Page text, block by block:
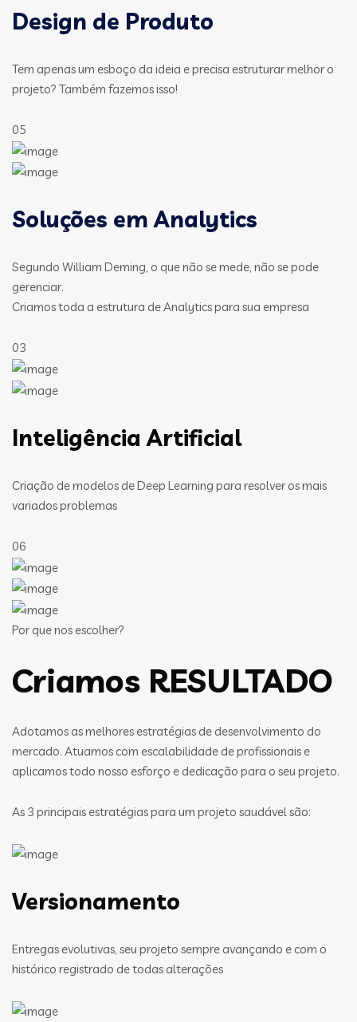
Design de Produto
Tem apenas um esboço da ideia e precisa estruturar melhor o
projeto? Também fazemos isso!
05
Soluções em Analytics
Segundo William Deming, o que não se mede, não se pode
gerenciar.
Criamos toda a estrutura de Analytics para sua empresa
03
Inteligência Artificial
Criação de modelos de Deep Learning para resolver os mais
variados problemas
06
Por que nos escolher?
Criamos RESULTADO
Adotamos as melhores estratégias de desenvolvimento do
mercado. Atuamos com escalabilidade de profissionais e
aplicamos todo nosso esforço e dedicação para o seu projeto.
As 3 principais estratégias para um projeto saudável são:
Versionamento
Entregas evolutivas, seu projeto sempre avançando e com o
histórico registrado de todas alterações